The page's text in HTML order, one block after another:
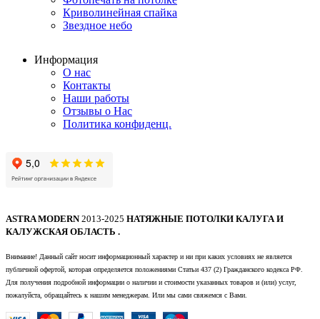
Криволинейная спайка
Звездное небо
Информация
О нас
Контакты
Наши работы
Отзывы о Нас
Политика конфиденц.
ASTRA MODERN2013-2025 НАТЯЖНЫЕ ПОТОЛКИ КАЛУГА И
КАЛУЖСКАЯ ОБЛАСТЬ .
Внимание! Данный сайт носит информационный характер и ни при каких условиях не является
публичной офертой, которая определяется положениями Статьи 437 (2) Гражданского кодекса РФ.
Для получения подробной информации о наличии и стоимости указанных товаров и (или) услуг,
пожалуйста, обращайтесь к нашим менеджерам. Или мы сами свяжемся с Вами.